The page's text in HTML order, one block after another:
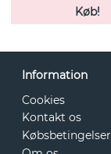
Køb!
Information
Cookies
Kontakt os
Købsbetingelser